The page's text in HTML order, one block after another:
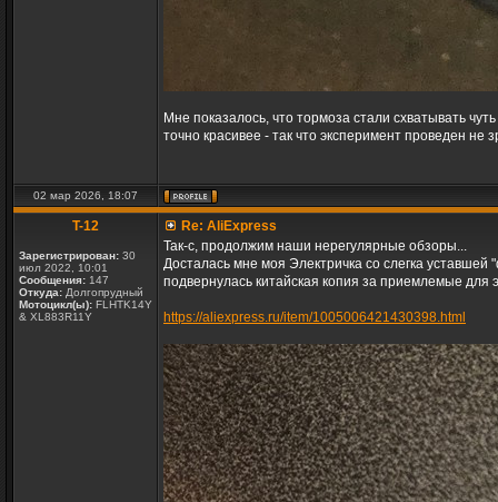
Мне показалось, что тормоза стали схватывать
точно красивее - так что эксперимент проведен не
02 мар 2026, 18:07
T-12
Зарегистрирован: 30
июл 2022, 10:01
Сообщения: 147
Откуда: Долгопрудный
Мотоцикл(ы): FLHTK14Y
& XL883R11Y
Re: AliExpress
Так-с, продолжим наши нерегулярные обзоры...
Досталась мне моя Электричка со слегка
подвернулась китайская копия за приемлемые для
https://aliexpress.ru/item/1005006421430398.html